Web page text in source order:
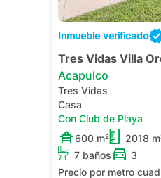
Inmueble verificado
Tres Vidas Villa
Acapulco
Tres Vidas
Casa
Con Club de Playa
600 m²
2018
7 baños
3
Precio por metro